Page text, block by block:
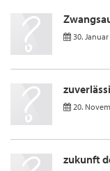
30.
20.
zukunft